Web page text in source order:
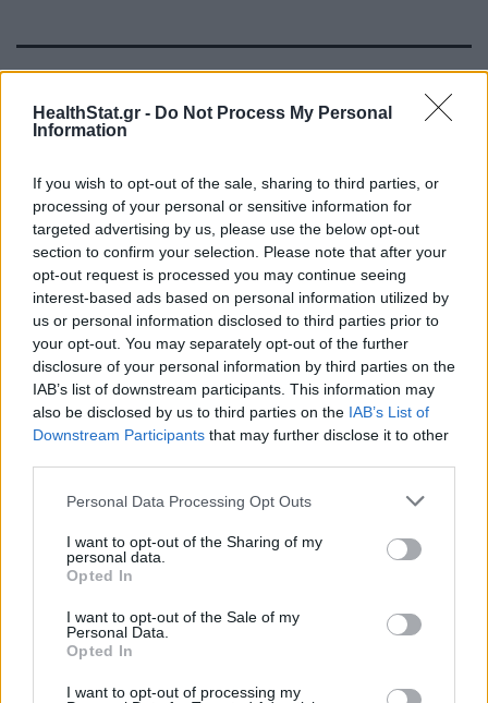
HealthStat.gr - Do Not Process My Personal
Information
If you wish to opt-out of the sale, sharing to third parties, or
processing of your personal or sensitive information for
targeted advertising by us, please use the below opt-out
section to confirm your selection. Please note that after your
opt-out request is processed you may continue seeing
interest-based ads based on personal information utilized by
us or personal information disclosed to third parties prior to
your opt-out. You may separately opt-out of the further
disclosure of your personal information by third parties on the
IAB’s list of downstream participants. This information may
also be disclosed by us to third parties on the IAB’s List of
Downstream Participants that may further disclose it to other
Personal Data Processing Opt Outs
I want to opt-out of the Sharing of my
personal data.
Opted In
I want to opt-out of the Sale of my
Personal Data.
Opted In
I want to opt-out of processing my
ΣΧΕΤΙΚΑ ΑΡΘΡΑ
FDA: Νέο εγκεκριμένο φάρμακο για τον τριπλά
αρνητικό καρκίνο μαστού
ΦΆΡΜΑΚΟ 26/06/2026 - 13:34